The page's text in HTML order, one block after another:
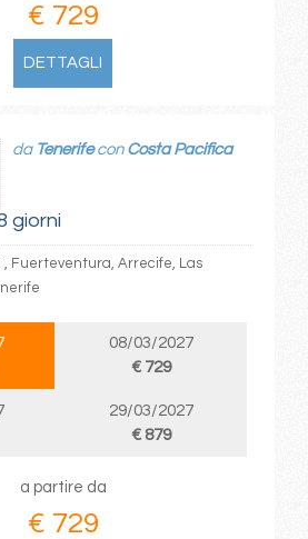
€ 729
DETTAGLI
giorni
da Tenerifecon Costa Pacifica
, Fuerteventura, Arrecife, Las
08/03/2027
€ 729
29/03/2027
€ 879
a partire da
€ 729